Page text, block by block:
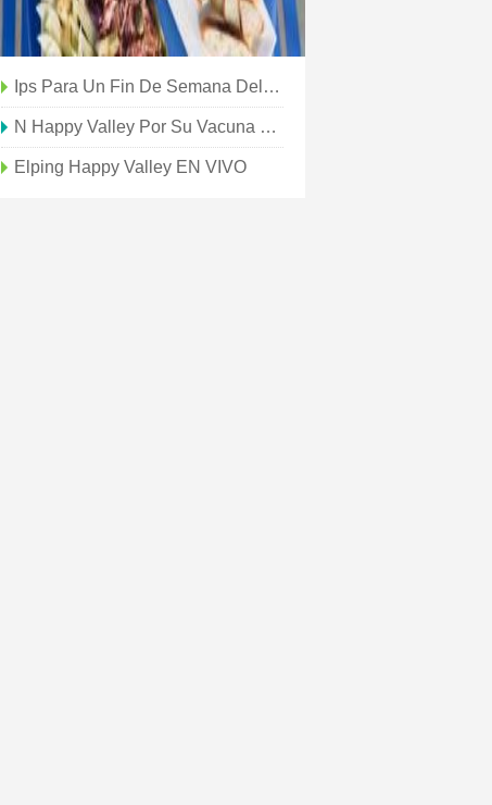
Ips Para Un Fin De Semana Del Día De La Madre 'Aventurero' En Happy Valley, Pensilvania
N Happy Valley Por Su Vacuna COVID?
Elping Happy Valley EN VIVO